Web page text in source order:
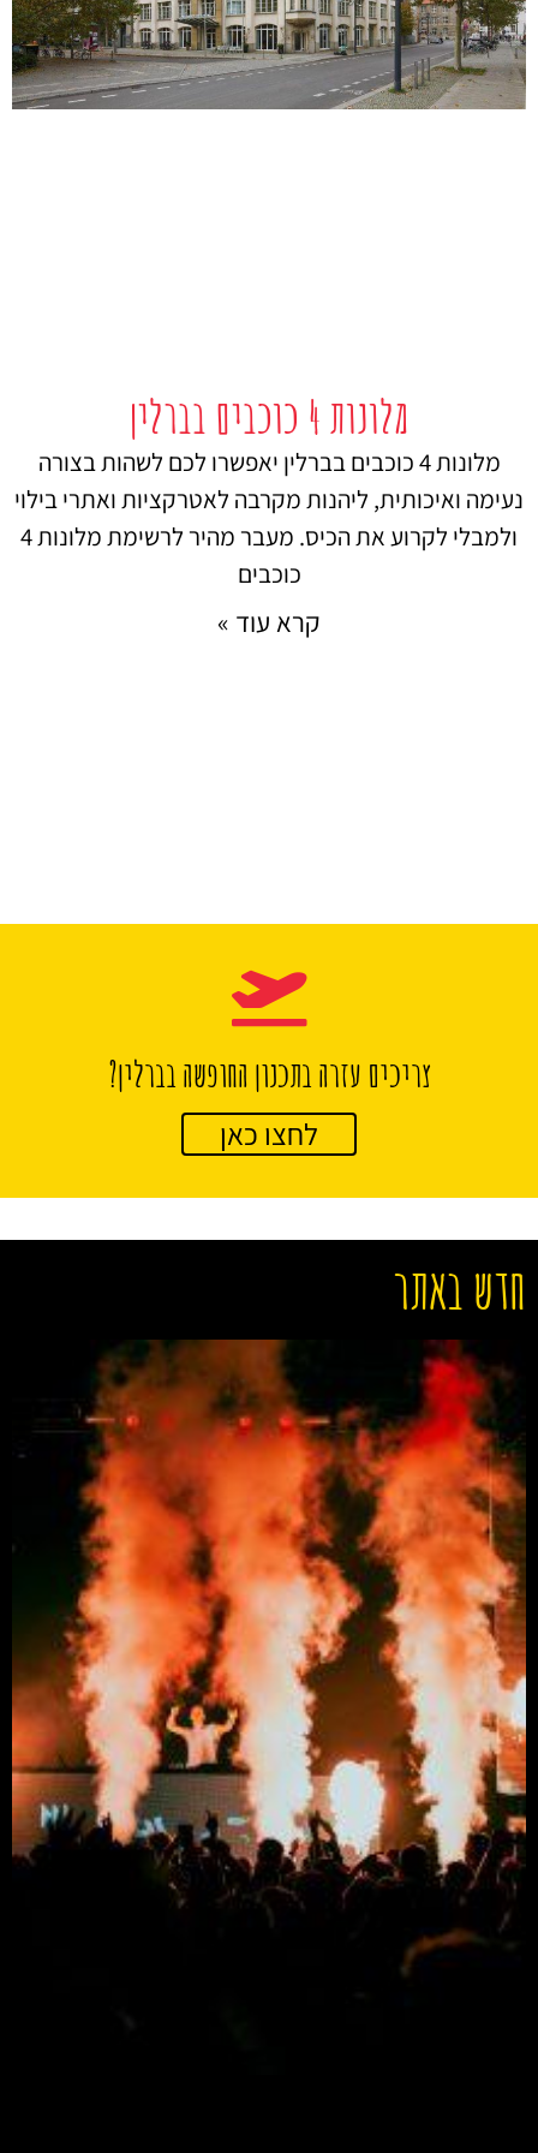
מלונות 4 כוכבים בברלין
מלונות 4 כוכבים בברלין יאפשרו לכם לשהות בצורה
נעימה ואיכותית, ליהנות מקרבה לאטרקציות ואתרי בילוי
ולמבלי לקרוע את הכיס. מעבר מהיר לרשימת מלונות 4
כוכבים
קרא עוד »
צריכים עזרה בתכנון החופשה בברלין?
לחצו כאן
חדש באתר